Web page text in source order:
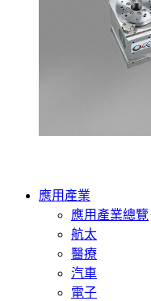
應用產業
應用產業總覽
航太
醫療
汽車
電子